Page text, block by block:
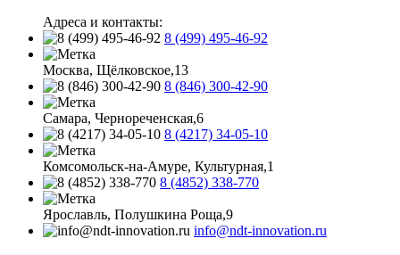
Адреса и контакты:
8 (499) 495-46-92
Москва, Щёлковское,13
8 (846) 300-42-90
Самара, Чернореченская,6
8 (4217) 34-05-10
Комсомольск-на-Амуре, Культурная,1
8 (4852) 338-770
Ярославль, Полушкина Роща,9
info@ndt-innovation.ru